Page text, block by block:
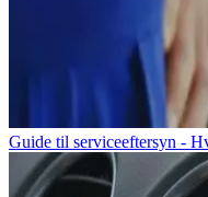
Guide til serviceeftersyn -